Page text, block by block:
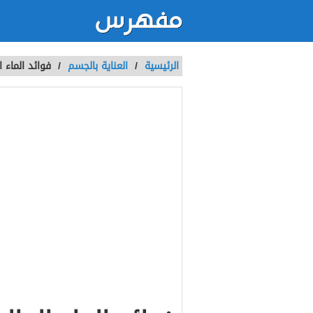
الرئيسية / العناية بالجسم / فوائد